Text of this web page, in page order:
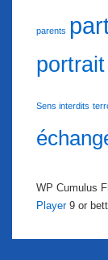
parents
portrait
Sens interdits
WP Cumulus
Player9 or